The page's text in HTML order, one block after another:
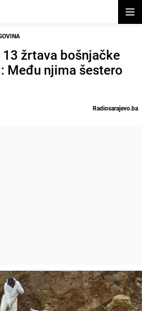
žrtava bošnjačke
Među njima šestero
Radiosarajevo.ba